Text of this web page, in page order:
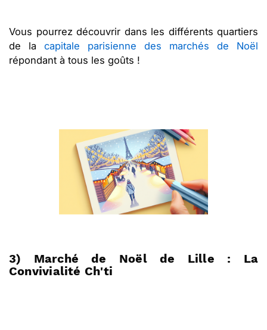
Vous pourrez découvrir dans les différents quartiers
de la capitale parisienne des marchés de Noël
répondant à tous les goûts !
3) Marché de Noël de Lille : La
Convivialité Ch'ti